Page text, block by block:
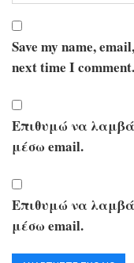
Save my name,
next time I comment.
Επιθυμώ να
μέσω email.
Επιθυμώ να
μέσω email.